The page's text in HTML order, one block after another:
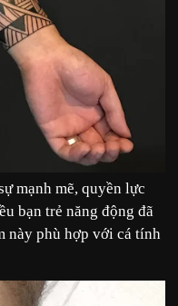
mạnh mẽ, quyền lực
bạn trẻ năng động đã
này phù hợp với cá tính